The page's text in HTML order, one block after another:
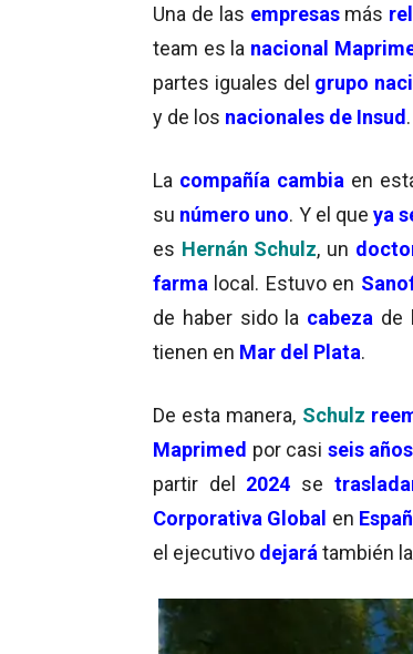
Una de las empresas más
team es la nacional
partes iguales del grupo
y de los nacionales de Insud.
La compañía cambia en
su número uno. Y el queya
es Hernán Schulz, un
farma local. Estuvo en
de haber sido la cabeza de
tienen en Mar del Plata.
De esta manera, Schulz
Maprimed por casi seis años
partir del 2024 se
Corporativa Global en
el ejecutivo dejará también la